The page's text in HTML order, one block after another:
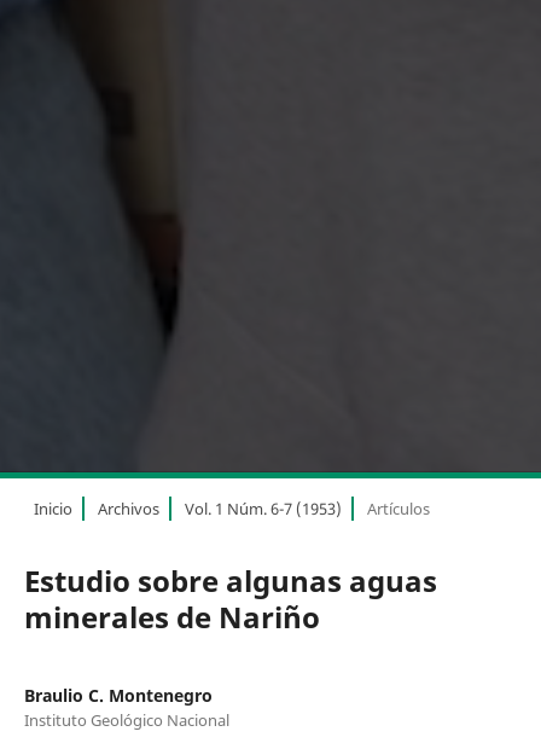
Inicio Archivos Vol. 1 Núm. 6-7 (1953) Artículos
Estudio sobre algunas aguas
minerales de Nariño
Braulio C. Montenegro
Instituto Geológico Nacional